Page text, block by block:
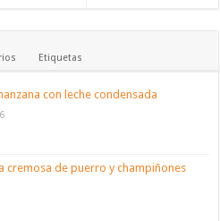
Etiquetas
con leche condensada
cremosa de puerro y champiñones